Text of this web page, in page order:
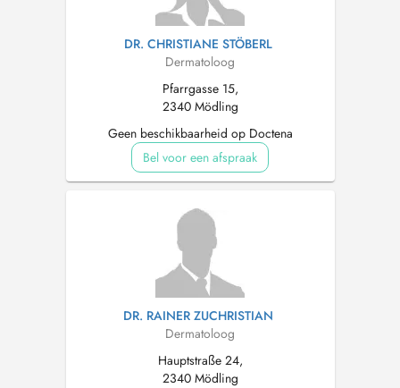
DR. CHRISTIANE STÖBERL
Dermatoloog
Pfarrgasse 15,
2340 Mödling
Geen beschikbaarheid op Doctena
Bel voor een afspraak
DR. RAINER ZUCHRISTIAN
Dermatoloog
Hauptstraße 24,
2340 Mödling